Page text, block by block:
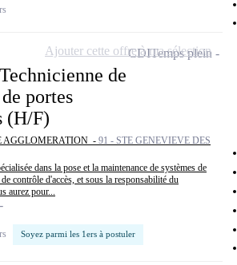
de
portes
(H/F)
AGGLOMERATION - 91 - STE GENEVIEVE DES
dans la pose et la maintenance de systèmes de
contrôle d'accès, et sous la responsabilité du
aurez pour...
Soyez parmi les 1ers à postuler
CDITemps plein
Ajouter cette offre à ma sélection